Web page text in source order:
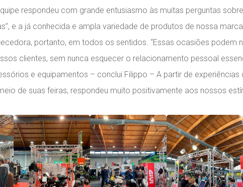
respondeu com grande entusiasmo às muitas perguntas
e a já conhecida e ampla variedade de produtos de nossa
portanto, em todos os sentidos. “Essas ocasiões
clientes, sem nunca esquecer o relacionamento pessoal
e equipamentos – conclui Filippo – A partir de
de suas feiras, respondeu muito positivamente aos nossos